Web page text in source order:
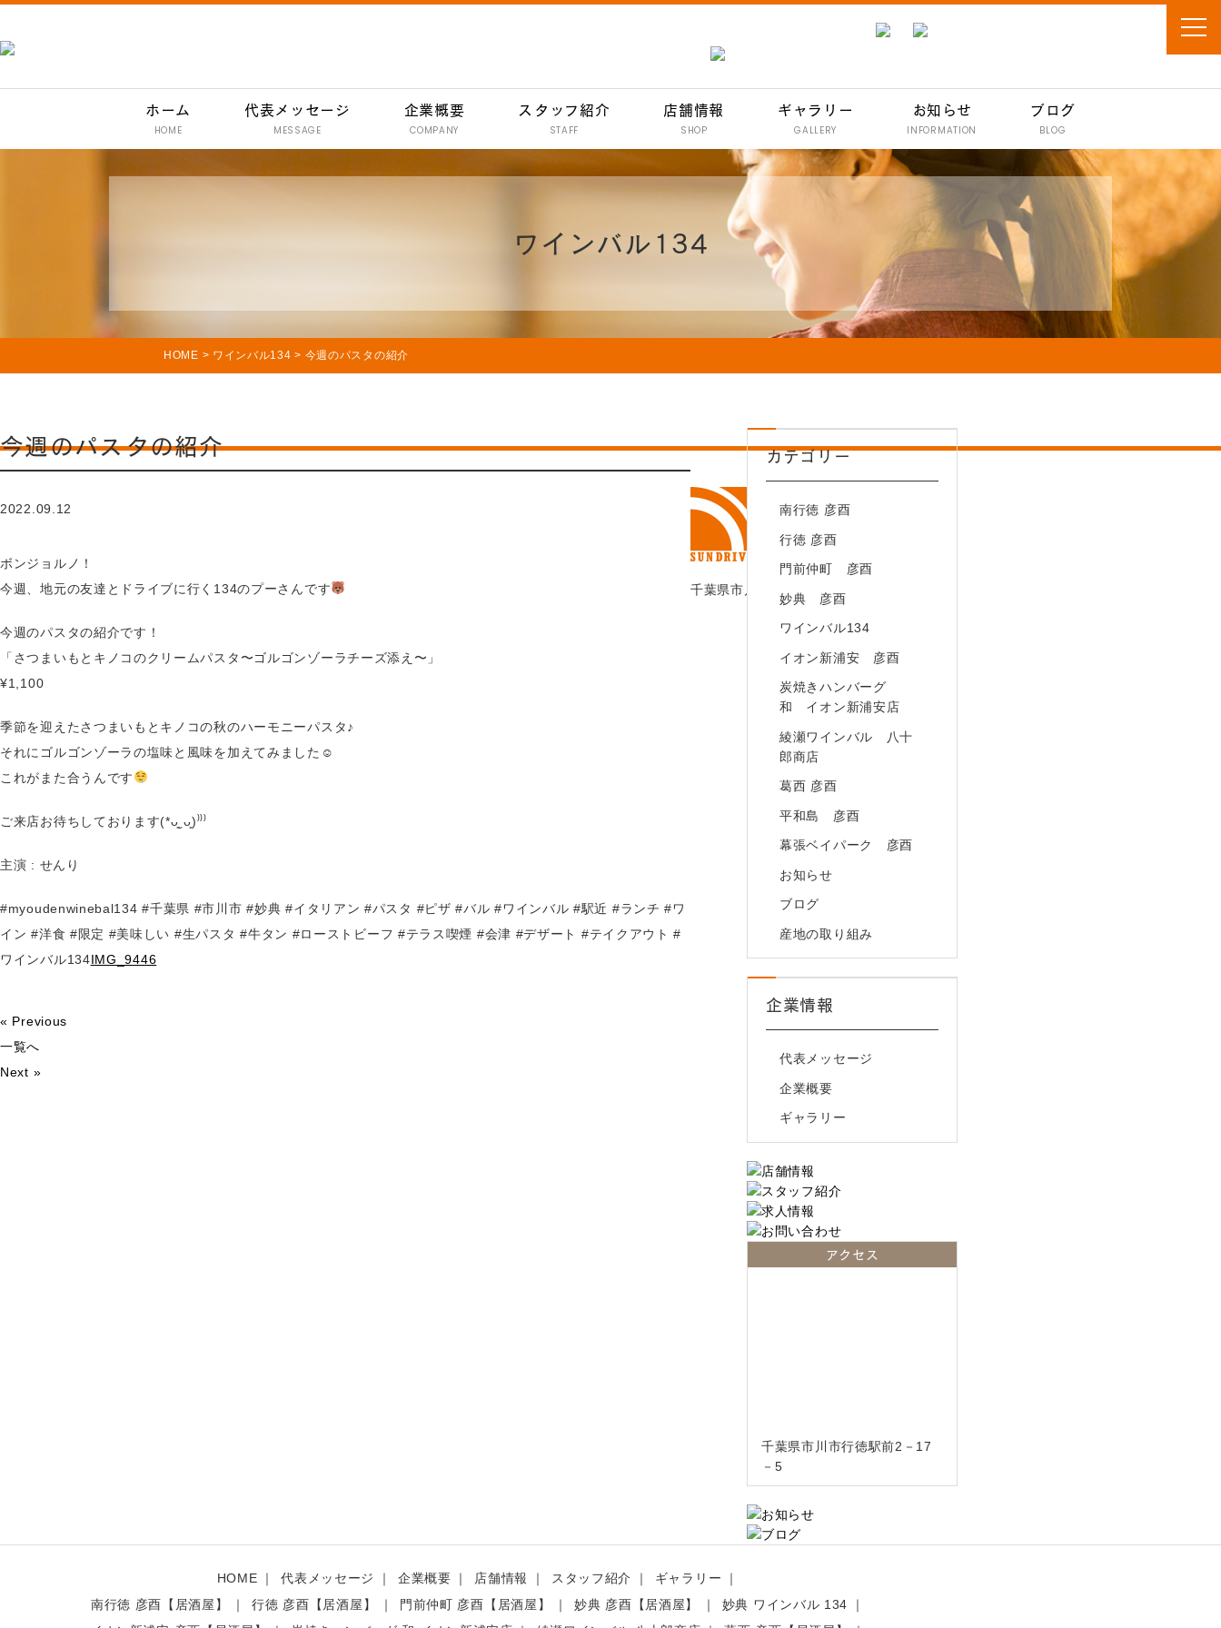
ホーム
HOME
代表メッセージ
MESSAGE
企業概要
COMPANY
スタッフ紹介
STAFF
店舗情報
SHOP
南行徳 彦酉【居酒屋】
行徳 彦酉【居酒屋】
門前仲町 彦酉【居酒屋】
妙典 ワインバル 134
炭焼きハンバーグ 和
綾瀬ワインバル 八十郎商店
平和島 彦酉【居酒屋】
幕張ベイパーク 彦酉【居酒屋】
ギャラリー
GALLERY
お知らせ
INFORMATION
ブログ
BLOG
ワインバル134
HOME > ワインバル134 > 今週のパスタの紹介
今週のパスタの紹介
2022.09.12
ボンジョルノ！
今週、地元の友達とドライブに行く134のプーさんです
今週のパスタの紹介です！
「さつまいもとキノコのクリームパスタ〜ゴルゴンゾーラチーズ添え〜」
¥1,100
季節を迎えたさつまいもとキノコの秋のハーモニーパスタ♪
それにゴルゴンゾーラの塩味と風味を加えてみました☺
これがまた合うんです
ご来店お待ちしております(*ᴗ͈ˬᴗ͈)⁾⁾⁾
主演 : せんり
#myoudenwinebal134 #千葉県 #市川市 #妙典 #イタリアン #パスタ #ピザ #バル #ワインバル #駅近 #ランチ #ワ
イン #洋食 #限定 #美味しい #生パスタ #牛タン #ローストビーフ #テラス喫煙 #会津 #デザート #テイクアウト #
ワインバル134IMG_9446
« Previous
一覧へ
Next »
カテゴリー
南行徳 彦酉
行徳 彦酉
門前仲町 彦酉
妙典 彦酉
ワインバル134
イオン新浦安 彦酉
炭焼きハンバーグ
和 イオン新浦安店
綾瀬ワインバル 八十
郎商店
葛西 彦酉
平和島 彦酉
幕張ベイパーク 彦酉
お知らせ
ブログ
産地の取り組み
企業情報
代表メッセージ
企業概要
ギャラリー
アクセス
千葉県市川市行徳駅前2－17
－5
千葉県市川市行徳駅前2－17－5
HOME 代表メッセージ 企業概要 店舗情報 スタッフ紹介
ギャラリー
南行徳 彦酉【居酒屋】
行徳 彦酉【居酒屋】 門前仲町 彦酉【居酒屋】 妙典 彦酉【居酒屋】
妙典 ワインバル 134